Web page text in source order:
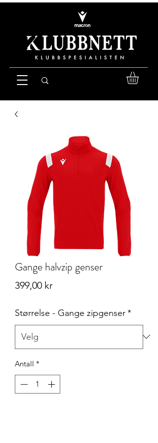
Gange halvzip genser
399,00 krPris
Størrelse - Gange zipgenser*
Antall *